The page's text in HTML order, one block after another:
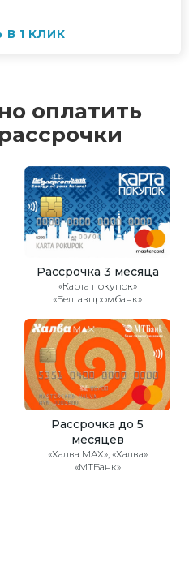
В 1 КЛИК
оплатить
Рассрочка 3 месяца
«Карта покупок»
«Белгазпромбанк»
Рассрочка до 5
месяцев
«Халва MAX», «Халва»
«МТБанк»